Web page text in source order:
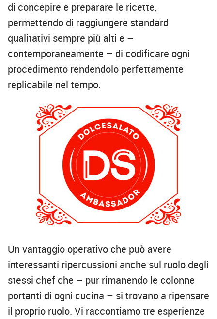
di concepire e preparare le ricette,
permettendo di raggiungere standard
qualitativi sempre più alti e –
contemporaneamente – di codificare ogni
procedimento rendendolo perfettamente
replicabile nel tempo.
Un vantaggio operativo che può avere
interessanti ripercussioni anche sul ruolo degli
stessi chef che – pur rimanendo le colonne
portanti di ogni cucina – si trovano a ripensare
il proprio ruolo. Vi raccontiamo tre esperienze